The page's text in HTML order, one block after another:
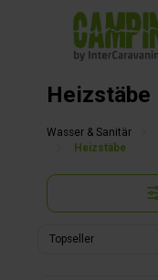
springen
Heizstäbe
Wasser & Sanitär
Heizstäbe